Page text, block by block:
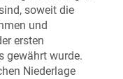
soweit die
und
ersten
gewährt wurde.
Niederlage